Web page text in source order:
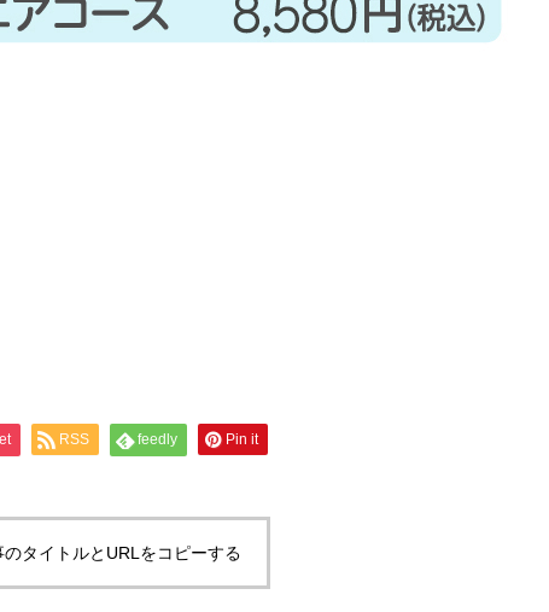
RSS feedly Pin it
のタイトルとURLをコピーする